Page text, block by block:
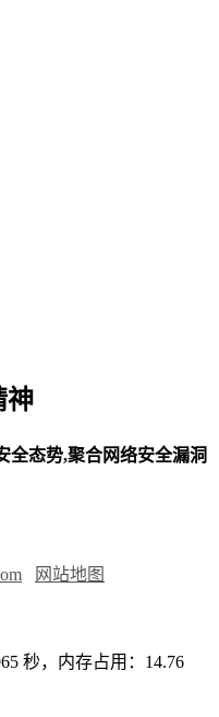
神
全态势,聚合网络安全漏洞
网站地图
秒，内存占用：14.76